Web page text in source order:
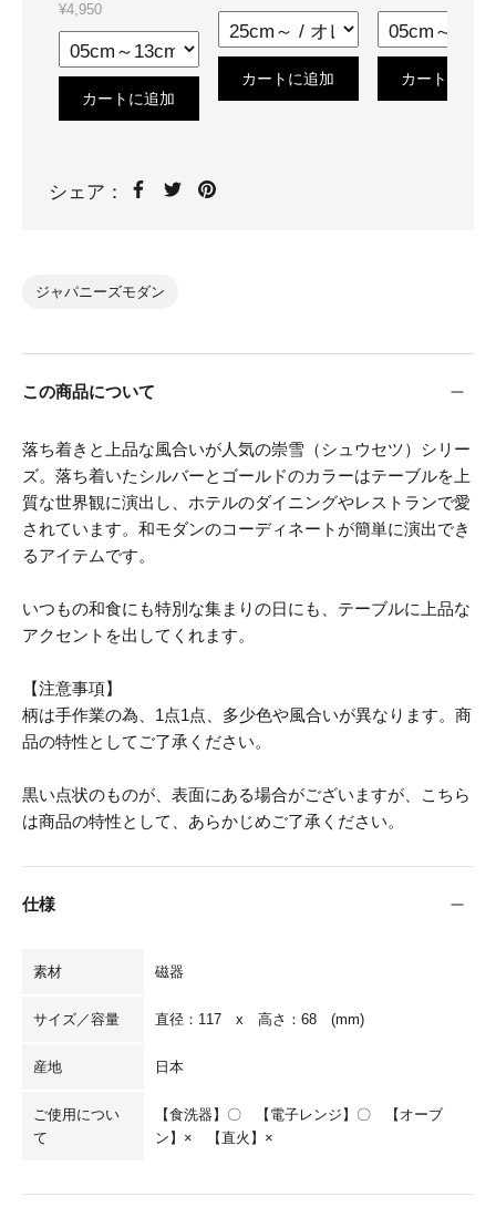
¥4,950
カートに追加
カートに追加 カートに追加
シェア：
ジャパニーズモダン
この商品について
落ち着きと上品な風合いが人気の崇雪（シュウセツ）シリー
ズ。落ち着いたシルバーとゴールドのカラーはテーブルを上
質な世界観に演出し、ホテルのダイニングやレストランで愛
されています。和モダンのコーディネートが簡単に演出でき
るアイテムです。
いつもの和食にも特別な集まりの日にも、テーブルに上品な
アクセントを出してくれます。
【注意事項】
柄は手作業の為、1点1点、多少色や風合いが異なります。商
品の特性としてご了承ください。
黒い点状のものが、表面にある場合がございますが、こちら
は商品の特性として、あらかじめご了承ください。
仕様
素材 磁器
サイズ／容量 直径：117 x 高さ：68 (mm)
産地 日本
ご使用につい
て
【食洗器】〇 【電子レンジ】〇 【オーブ
ン】× 【直火】×